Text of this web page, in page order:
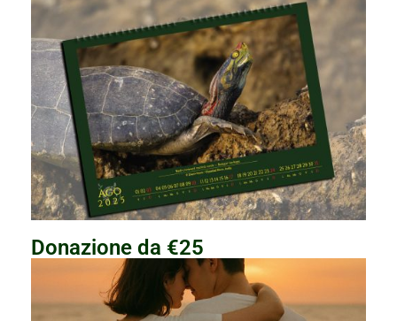
Donazione da €25